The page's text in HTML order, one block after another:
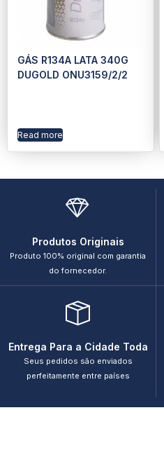
GÁS R134A LATA 340G
DUGOLD ONU3159/2/2
Read more
Produtos Originais
Produto 100% original com garantia
do fornecedor.
Entrega Para a Cidade Toda
Seus pedidos são enviados
perfeitamente entre países